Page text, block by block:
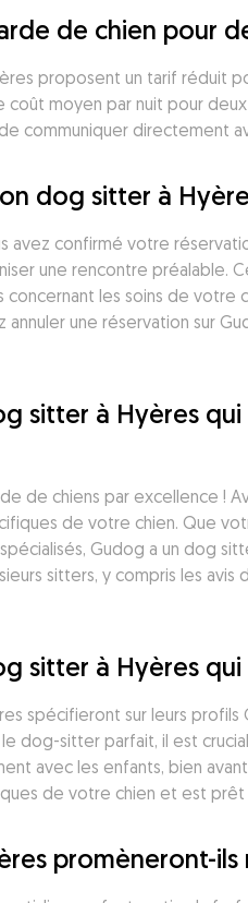
de chien pour
proposent un tarif réduit
coût moyen par nuit pour
communiquer directement
dog sitter à
avez confirmé votre
une rencontre préalable.
concernant les soins de
une réservation sur
sitter à Hyères
de chiens par excellence !
de votre chien. Que
Gudog a un dog
sitters, y compris les
sitter à Hyères
spécifieront sur leurs
le dog-sitter parfait, il est
avec les enfants, bien
de votre chien et est
promèneront-